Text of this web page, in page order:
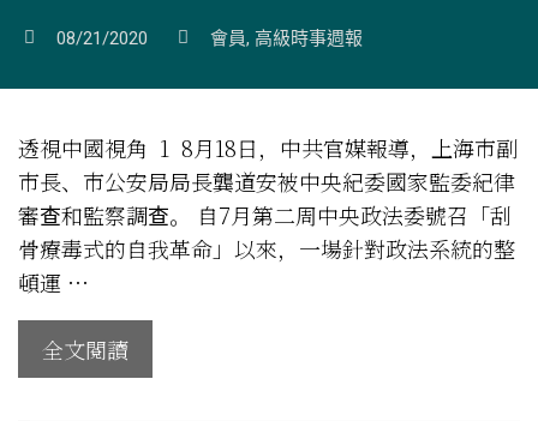
08/21/2020 會員, 高級時事週報
透視中國視角 1 8月18日，中共官媒報導，上海市副
市長、市公安局局長龔道安被中央紀委國家監委紀律
審查和監察調查。 自7月第二周中央政法委號召「刮
骨療毒式的自我革命」以來，一場針對政法系統的整
頓運 …
全文閱讀